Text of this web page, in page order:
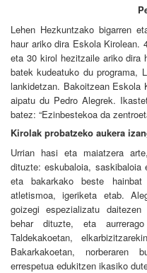
Lehen Hezkuntzako bigarren
haur ariko dira Eskola Kirolean.
eta 30 kirol hezitzaile ariko dira
batek kudeatuko du programa,
lankidetzan. Bakoitzean Eskola
aipatu du Pedro Alegrek.
batez: “Ezinbestekoa da
Kirolak probatzeko aukera
Urrian hasi eta maiatzera
dituzte: eskubaloia, saskibaloia
eta bakarkako beste
atletismoa, igeriketa etab.
goizegi espezializatu
behar dituzte, eta
Taldekakoetan,
Bakarkakoetan, norberaren
errespetua edukitzen ikasiko